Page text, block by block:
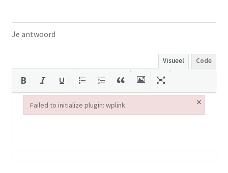
Je antwoord
Visueel Code
Failed to initialize plugin: wplink ×
Failed to initialize plugin: wplink